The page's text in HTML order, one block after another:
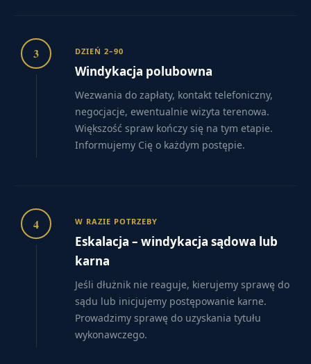
3 DZIEŃ 2–90
Windykacja polubowna
Wezwania do zapłaty, kontakt telefoniczny,
negocjacje, ewentualnie wizyta terenowa.
Większość spraw kończy się na tym etapie.
Informujemy Cię o każdym postępie.
4 W RAZIE POTRZEBY
Eskalacja – windykacja sądowa lub
karna
Jeśli dłużnik nie reaguje, kierujemy sprawę do
sądu lub inicjujemy postępowanie karne.
Prowadzimy sprawę do uzyskania tytułu
wykonawczego.